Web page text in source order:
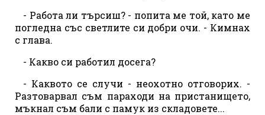
- Работа ли търсиш? - попита ме той, като ме
погледна със светлите си добри очи. - Кимнах
с глава.
- Какво си работил досега?
- Каквото се случи - неохотно отговорих. -
Разтоварвал съм параходи на пристанището,
мъкнал съм бали с памук из складовете...